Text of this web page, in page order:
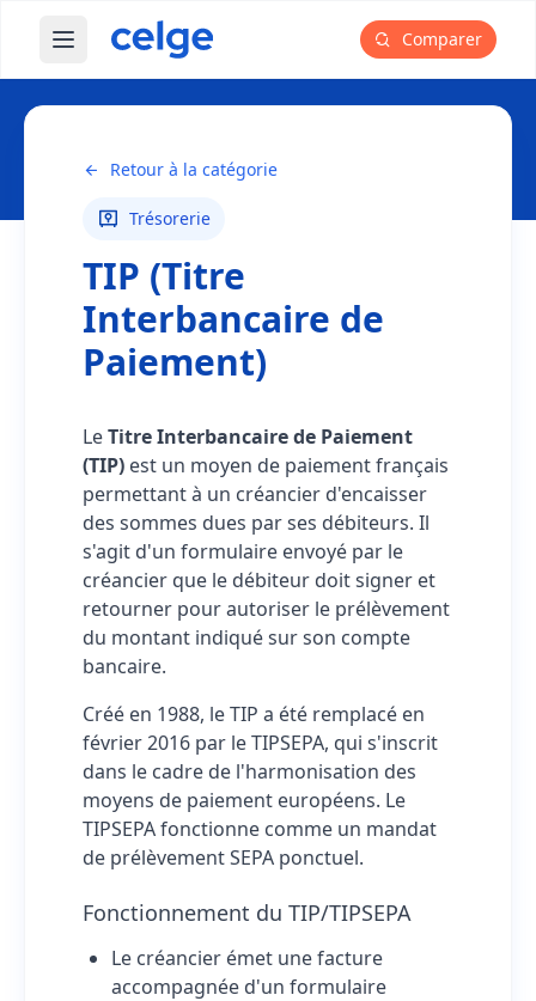
Ouvrir le menu principal
Comparer
TIP (Titre Interbancaire de Paiement)
Retour à la catégorie
Trésorerie
TIP (Titre
Interbancaire de
Paiement)
LeTitre Interbancaire de Paiement
(TIP) est un moyen de paiement français
permettant à un créancier d'encaisser
des sommes dues par ses débiteurs. Il
s'agit d'un formulaire envoyé par le
créancier que le débiteur doit signer et
retourner pour autoriser le prélèvement
du montant indiqué sur son compte
bancaire.
Créé en 1988, le TIP a été remplacé en
février 2016 par le TIPSEPA, qui s'inscrit
dans le cadre de l'harmonisation des
moyens de paiement européens. Le
TIPSEPA fonctionne comme un mandat
de prélèvement SEPA ponctuel.
Fonctionnement du TIP/TIPSEPA
Le créancier émet une facture
accompagnée d'un formulaire